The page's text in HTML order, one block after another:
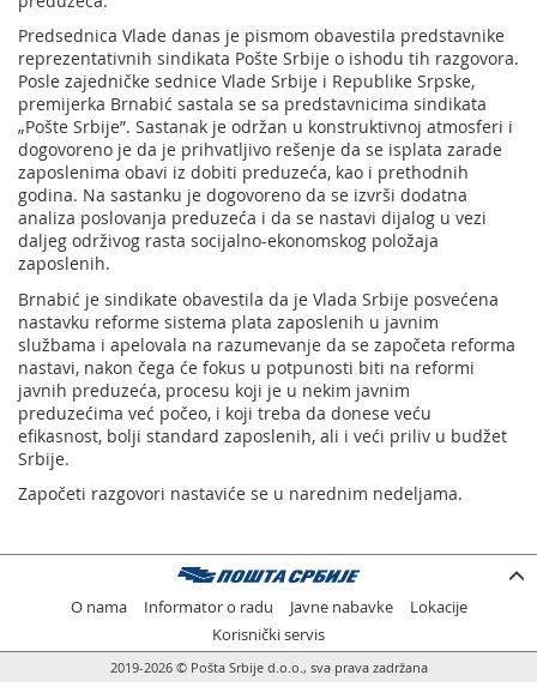
Predsednica Vlade danas je pismom obavestila predstavnike
reprezentativnih sindikata Pošte Srbije o ishodu tih razgovora.
Posle zajedničke sednice Vlade Srbije i Republike Srpske,
premijerka Brnabić sastala se sa predstavnicima sindikata
„Pošte Srbije”. Sastanak je održan u konstruktivnoj atmosferi i
dogovoreno je da je prihvatljivo rešenje da se isplata zarade
zaposlenima obavi iz dobiti preduzeća, kao i prethodnih
godina. Na sastanku je dogovoreno da se izvrši dodatna
analiza poslovanja preduzeća i da se nastavi dijalog u vezi
daljeg održivog rasta socijalno-ekonomskog položaja
zaposlenih.
Brnabić je sindikate obavestila da je Vlada Srbije posvećena
nastavku reforme sistema plata zaposlenih u javnim
službama i apelovala na razumevanje da se započeta reforma
nastavi, nakon čega će fokus u potpunosti biti na reformi
javnih preduzeća, procesu koji je u nekim javnim
preduzećima već počeo, i koji treba da donese veću
efikasnost, bolji standard zaposlenih, ali i veći priliv u budžet
Srbije.
Započeti razgovori nastaviće se u narednim nedeljama.
O nama Informator o radu Javne nabavke
Lokacije
Korisnički servis
2019-2026 © Pošta Srbije d.o.o., sva prava zadržana